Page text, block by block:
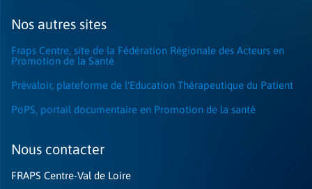
Nos autres sites
Fraps Centre, site de la Fédération Régionale des Acteurs en
Promotion de la Santé
Prévaloir, plateforme de l'Education Thérapeutique du Patient
PoPS, portail documentaire en Promotion de la santé
Nous contacter​
FRAPS Centre-Val de Loire